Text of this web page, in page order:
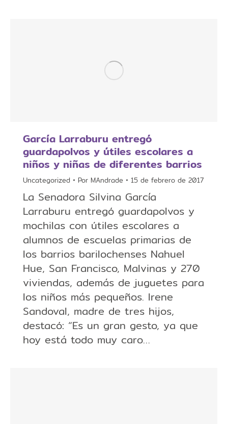
García Larraburu entregó
guardapolvos y útiles escolares a
niños y niñas de diferentes barrios
Uncategorized Por MAndrade 15 de febrero de 2017
La Senadora Silvina García
Larraburu entregó guardapolvos y
mochilas con útiles escolares a
alumnos de escuelas primarias de
los barrios barilochenses Nahuel
Hue, San Francisco, Malvinas y 270
viviendas, además de juguetes para
los niños más pequeños. Irene
Sandoval, madre de tres hijos,
destacó: “Es un gran gesto, ya que
hoy está todo muy caro…